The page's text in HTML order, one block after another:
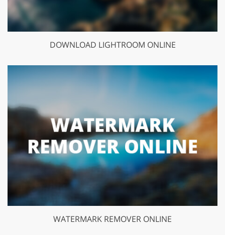
DOWNLOAD LIGHTROOM ONLINE
WATERMARK REMOVER ONLINE